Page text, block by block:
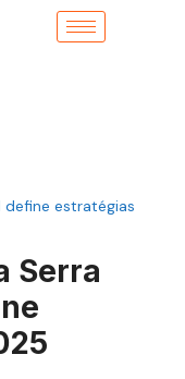
define estratégias
Serra